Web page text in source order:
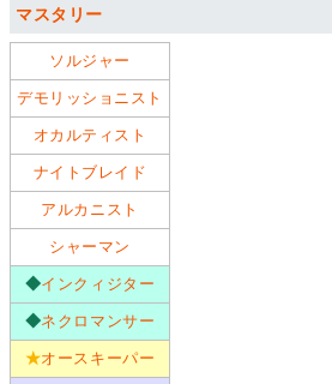
マスタリー
ソルジャー
デモリッショニスト
オカルティスト
ナイトブレイド
アルカニスト
シャーマン
◆インクィジター
◆ネクロマンサー
★オースキーパー